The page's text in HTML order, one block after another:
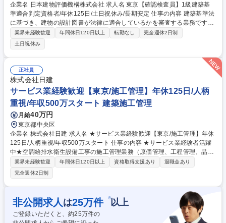
企業名 日本建物評価機構株式会社 求人名 東京【確認検査員】1級建築基
準適合判定資格者/年休125日/土日祝休み/長期安定 仕事の内容 建築基準法
に基づき、建物の設計図書が法律に適合しているかを審査する業務です。
主に事務所でのデスクワークとなり、法律知識を活かした安定した環境で
働けます。 【具体的には】建築物の設計図書が法律に適合しているかどう
かを確認する審査業務が中心となります。元々行政庁が行っていた業務を
民間開放された重要な仕事です。【業務内容】工事着工前の設計図書審
査、法律適合性の確認、必要書類の精査などを行います。中間検査や完了
検査のため現場に赴き、設計通りに施工されているかを確認する業務も担
当していただきます。※変更の範囲：当社業務全般 募集職種 東京【確認
検査員】1級建築基準適合判定資格者/年休125日/土日祝休み/長期安定
業界未経験歓迎 年間休日120日以上 転勤なし
完全週休2日制
土日祝休み
正社員
株式会社日建
サービス業経験歓迎【東京/施工管理】年休125日/人柄
重視/年収500万スタート 建築施工管理
月給40万円
東京都中央区
企業名 株式会社日建 求人名 ★サービス業経験歓迎【東京/施工管理】年休
125日/人柄重視/年収500万スタート 仕事の内容 ★サービス業経験者活躍
中★空調給排水衛生設備工事の施工管理業務（原価管理、工程管理、品質
管理）をお任せします。事業所から通勤可能な範囲で案件を請け負うた
め、宿泊を伴う出張などはありません。 【詳細】■施工図の作成■各種書
類の作成■施主・設計事務所様との打ち合わせ■協力会社様との打合せ調整
■工事の安全管理 など 【やりがい】現場が完成するまでの過程で、自分の
イメージ通りで進められた時にやりがいを感じます！ ※変更の範囲：当面
変更なし 募集職種 ★サービス業経験歓迎【東京/施工管理】年休125日/人
柄重視/年収500万スタート
業界未経験歓迎 年間休日120日以上 資格取得支援あり
退職金あり
完全週休2日制
非公開求人 は25万件 ※以上
ご登録いただくと、約25万件の